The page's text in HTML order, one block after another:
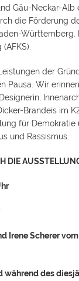
Gäu-Neckar-Alb
die Förderung
Württemberg.
der
Pausa. Wir
Brandeis im
für Demokratie
und Rassismus.
DIE
Irene Scherer
während des